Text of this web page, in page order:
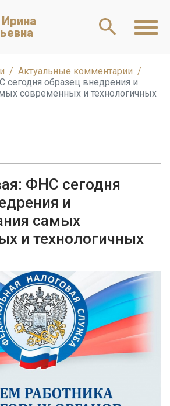
Актуальные комментарии
сегодня образец внедрения и
современных и технологичных
ФНС сегодня
и
самых
и технологичных